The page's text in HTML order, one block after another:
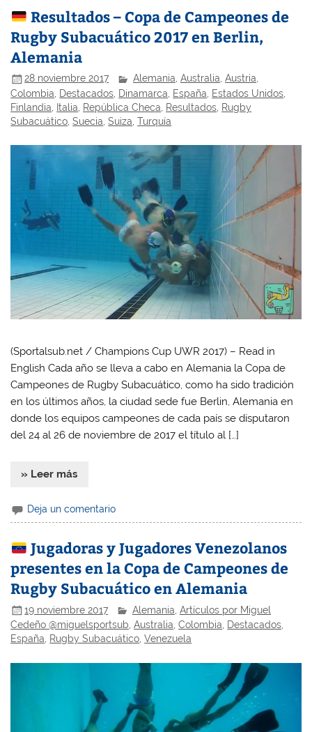
Resultados – Copa de Campeones de
Rugby Subacuático 2017 en Berlin,
Alemania
28 noviembre 2017 Alemania,Australia,Austria,
Colombia
Destacados Dinamarca España Estados Unidos
Finlandia
Italia República Checa Resultados Rugby
Subacuático ,Suecia ,Suiza ,Turquía
(Sportalsub.net / Champions Cup UWR 2017) – Read in
English Cada año se lleva a cabo en Alemania la Copa de
Campeones de Rugby Subacuático, como ha sido tradición
en los últimos años, la ciudad sede fue Berlin, Alemania en
donde los equipos campeones de cada país se disputaron
del 24 al 26 de noviembre de 2017 el título al […]
» Leer más
Deja un comentario
Jugadoras y Jugadores Venezolanos
presentes en la Copa de Campeones de
Rugby Subacuático en Alemania
19 noviembre 2017 Alemania ,Artículos por Miguel
Cedeño @miguelsportsub ,Australia ,Colombia Destacados
España
Rugby Subacuático ,Venezuela